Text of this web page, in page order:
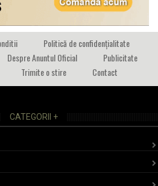
Politică de confidențialitate
Despre Anuntul Oficial
Publicitate
Trimite o stire Contact
CATEGORII +